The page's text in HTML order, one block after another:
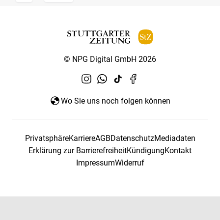
© NPG Digital GmbH 2026
Wo Sie uns noch folgen können
PrivatsphäreKarriereAGBDatenschutzMediadaten
Erklärung zur BarrierefreiheitKündigungKontakt
ImpressumWiderruf